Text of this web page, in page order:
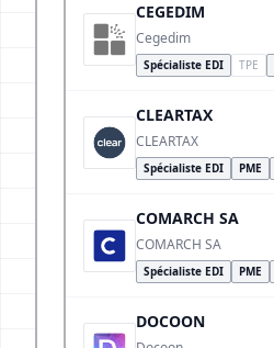
CEGEDIM
Cegedim
Spécialiste EDI TPE
CLEARTAX
CLEARTAX
Spécialiste EDI PME
COMARCH SA
COMARCH SA
Spécialiste EDI PME
DOCOON